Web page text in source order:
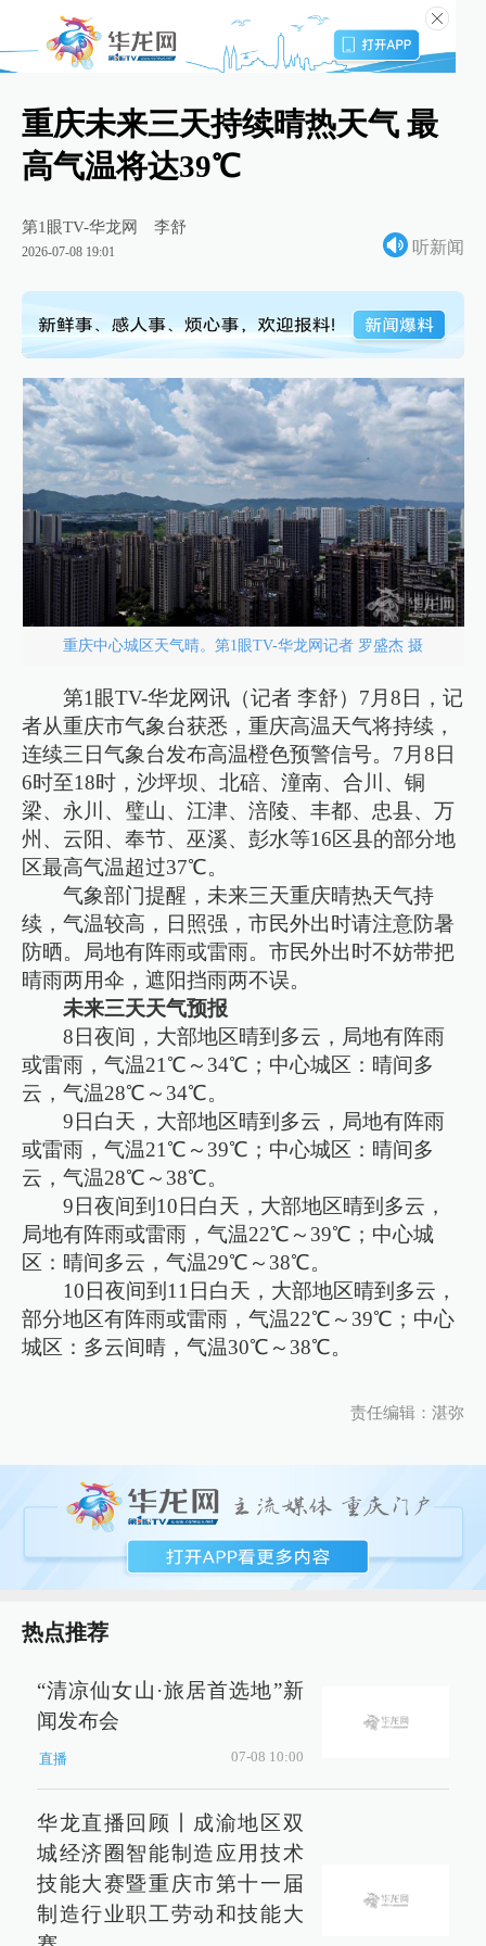
重庆未来三天持续晴热天气 最
高气温将达39℃
第1眼TV-华龙网 李舒
2026-07-08 19:01 听新闻
重庆中心城区天气晴。第1眼TV-华龙网记者 罗盛杰 摄
第1眼TV-华龙网讯（记者 李舒）7月8日，记
者从重庆市气象台获悉，重庆高温天气将持续，
连续三日气象台发布高温橙色预警信号。7月8日
6时至18时，沙坪坝、北碚、潼南、合川、铜
梁、永川、璧山、江津、涪陵、丰都、忠县、万
州、云阳、奉节、巫溪、彭水等16区县的部分地
区最高气温超过37℃。
气象部门提醒，未来三天重庆晴热天气持
续，气温较高，日照强，市民外出时请注意防暑
防晒。局地有阵雨或雷雨。市民外出时不妨带把
晴雨两用伞，遮阳挡雨两不误。
未来三天天气预报
8日夜间，大部地区晴到多云，局地有阵雨
或雷雨，气温21℃～34℃；中心城区：晴间多
云，气温28℃～34℃。
9日白天，大部地区晴到多云，局地有阵雨
或雷雨，气温21℃～39℃；中心城区：晴间多
云，气温28℃～38℃。
9日夜间到10日白天，大部地区晴到多云，
局地有阵雨或雷雨，气温22℃～39℃；中心城
区：晴间多云，气温29℃～38℃。
10日夜间到11日白天，大部地区晴到多云，
部分地区有阵雨或雷雨，气温22℃～39℃；中心
城区：多云间晴，气温30℃～38℃。
责任编辑：湛弥
热点推荐
“清凉仙女山·旅居首选地”新
闻发布会
直播 07-08 10:00
华龙直播回顾丨成渝地区双
城经济圈智能制造应用技术
技能大赛暨重庆市第十一届
制造行业职工劳动和技能大